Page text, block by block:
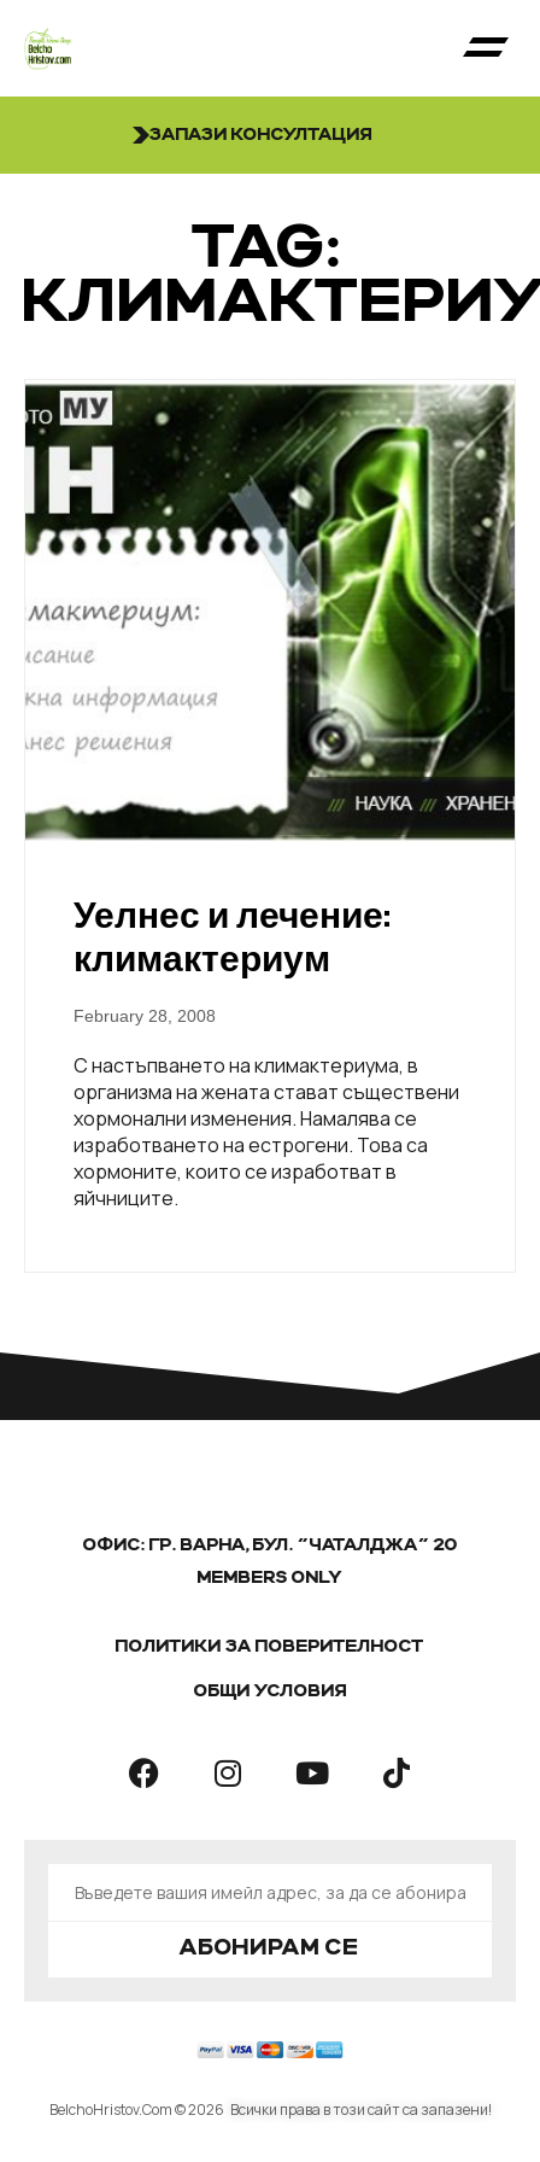
ЗАПАЗИ КОНСУЛТАЦИЯ
TAG:
Уелнес и лечение:
климактериум
February 28, 2008
С настъпването на климактериума, в
организма на жената стават съществени
хормонални изменения. Намалява се
изработването на естрогени. Това са
хормоните, които се изработват в
яйчниците.
ОФИС: ГР. ВАРНА, БУЛ. "ЧАТАЛДЖА" 20
MEMBERS ONLY
ПОЛИТИКИ ЗА ПОВЕРИТЕЛНОСТ
ОБЩИ УСЛОВИЯ
АБОНИРАМ СЕ
BelchoHristov.Com © 2026 Всички права в този сайт са запазени!